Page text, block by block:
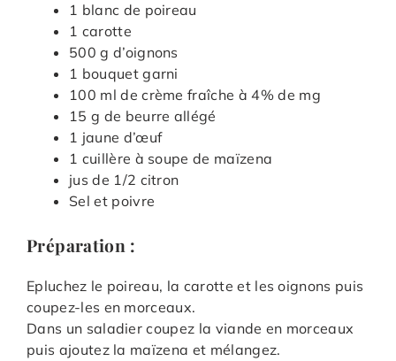
1 blanc de poireau
1 carotte
500 g d’oignons
1 bouquet garni
100 ml de crème fraîche à 4% de mg
15 g de beurre allégé
1 jaune d’œuf
1 cuillère à soupe de maïzena
jus de 1/2 citron
Sel et poivre
Préparation :
Epluchez le poireau, la carotte et les oignons puis
coupez-les en morceaux.
Dans un saladier coupez la viande en morceaux
puis ajoutez la maïzena et mélangez.